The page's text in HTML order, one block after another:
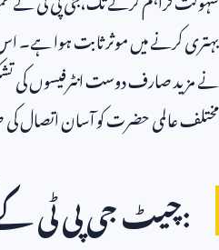
بہتری کرنے میں موثر ثابت ہوا ہے۔
نے مزید صارف دوست انٹرفیسوں کی
مختلف عالمی حضرت کو آسان اتصال
:چیٹ جی پی ٹی